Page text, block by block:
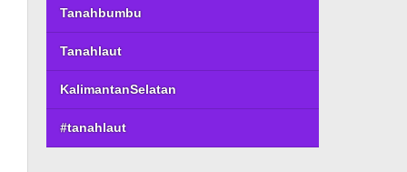
Tanahbumbu
Tanahlaut
KalimantanSelatan
#tanahlaut